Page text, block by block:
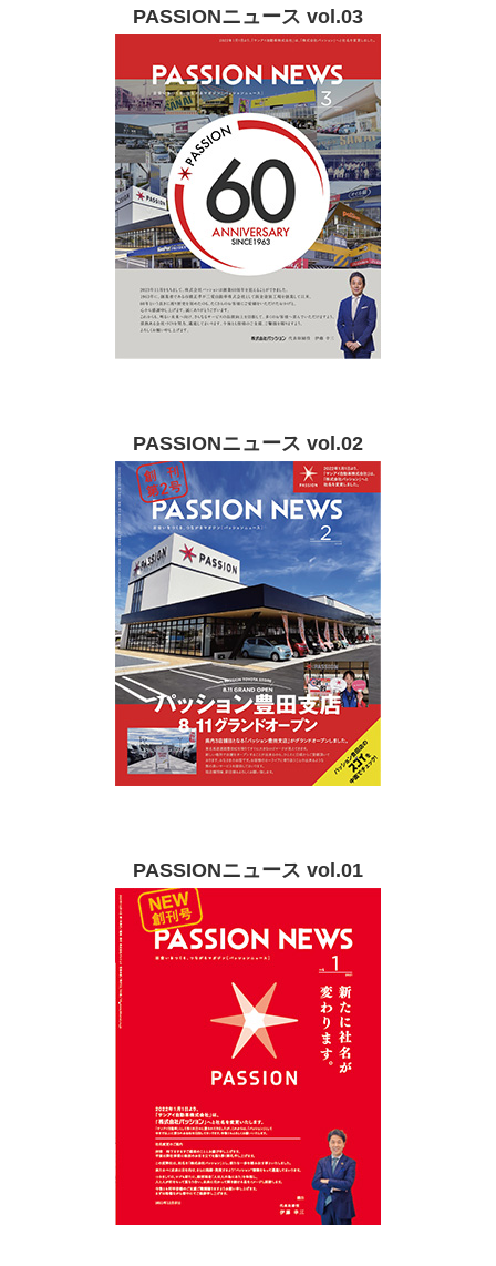
PASSIONニュース vol.03
PASSIONニュース vol.02
PASSIONニュース vol.01